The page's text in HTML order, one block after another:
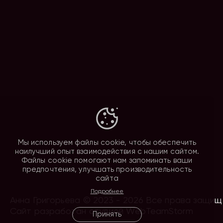
Анна Григорьева © 2023 - 2026 Все права
Сайт разработан студией WebTeamStorm
Мы используем файлы cookie, чтобы обеспечить
наилучший опыт взаимодействия с нашим сайтом.
Файлы cookie помогают нам запоминать ваши
предпочтения, улучшать производительность
сайта
Подробнее
Принять